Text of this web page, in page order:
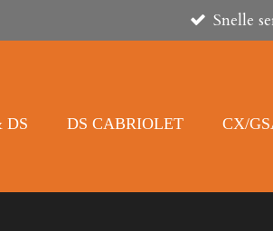
Snelle
DS DS CABRIOLET CX/